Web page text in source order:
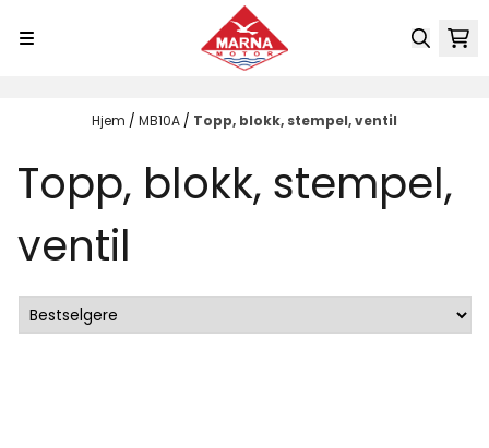
Hjem / MB10A / Topp, blokk, stempel, ventil
Topp, blokk, stempel,
ventil